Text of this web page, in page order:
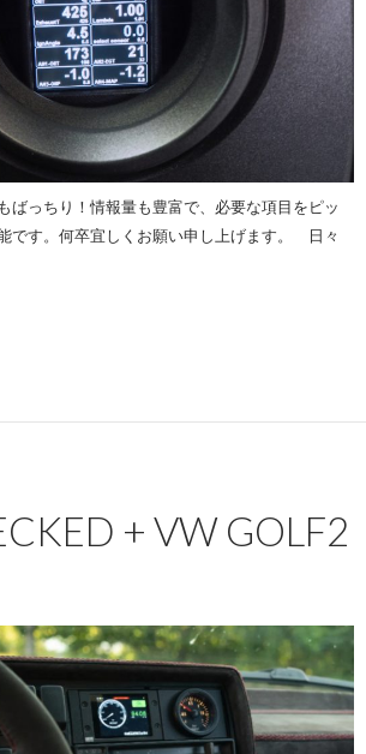
ばっちり！情報量も豊富で、必要な項目をピッ
です。何卒宜しくお願い申し上げます。 日々
+ VW GOLF2